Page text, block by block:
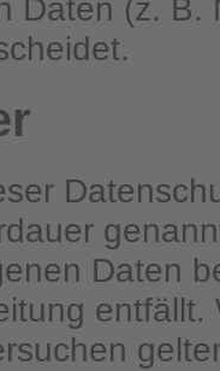
Daten (z. B.
Daten
entfällt.